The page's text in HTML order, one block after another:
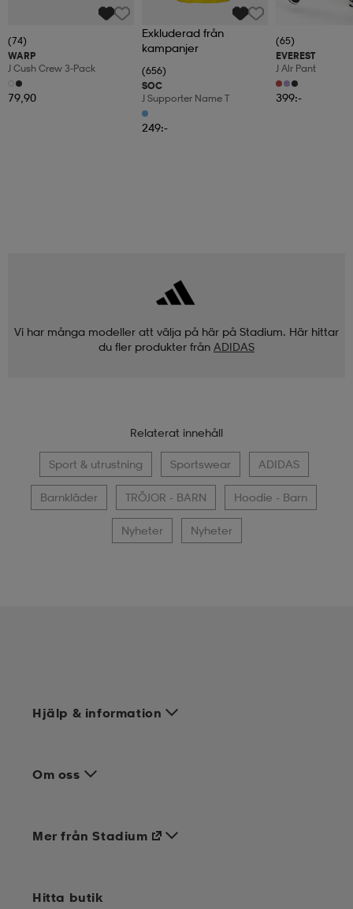
(74)
WARP
J Cush Crew 3-Pack
79,90
Exkluderad från
kampanjer
(656)
SOC
J Supporter Name T
249:-
(65)
EVEREST
J Alr Pant
399:-
Vi har många modeller att välja på här på Stadium. Här hittar
du fler produkter från ADIDAS
Relaterat innehåll
Sport & utrustning Sportswear ADIDAS
Barnkläder TRÖJOR - BARN Hoodie - Barn
Nyheter Nyheter
Hjälp & information
Om oss
Mer från Stadium
Hitta butik